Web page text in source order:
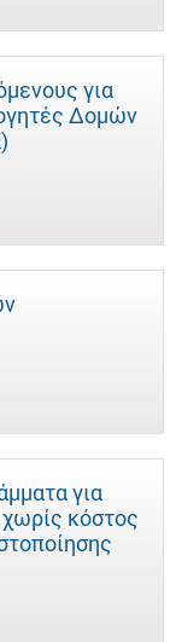
για
Δομών
για
κόστος